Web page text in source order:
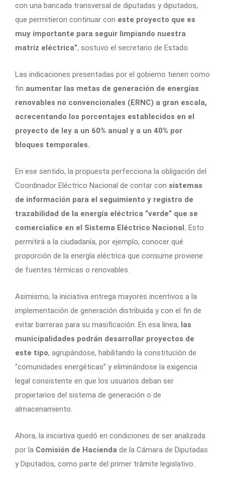
con una bancada transversal de diputadas y diputados,
que permitieron continuar con este proyecto que es
muy importante para seguir limpiando nuestra
matriz eléctrica”, sostuvo el secretario de Estado.
Las indicaciones presentadas por el gobierno tienen como
fin aumentar las metas de generación de energías
renovables no convencionales (ERNC) a gran escala,
acrecentando los porcentajes establecidos en el
proyecto de ley a un 60% anual y a un 40% por
bloques temporales.
En ese sentido, la propuesta perfecciona la obligación del
Coordinador Eléctrico Nacional de contar con sistemas
de información para el seguimiento y registro de
trazabilidad de la energía eléctrica “verde” que se
comercialice en el Sistema Eléctrico Nacional. Esto
permitirá a la ciudadanía, por ejemplo, conocer qué
proporción de la energía eléctrica que consume proviene
de fuentes térmicas o renovables.
Asimismo, la iniciativa entrega mayores incentivos a la
implementación de generación distribuida y con el fin de
evitar barreras para su masificación. En esa línea, las
municipalidades podrán desarrollar proyectos de
este tipo, agrupándose, habilitando la constitución de
“comunidades energéticas” y eliminándose la exigencia
legal consistente en que los usuarios deban ser
propietarios del sistema de generación o de
almacenamiento.
Ahora, la iniciativa quedó en condiciones de ser analizada
por la Comisión de Hacienda de la Cámara de Diputadas
y Diputados, como parte del primer trámite legislativo.